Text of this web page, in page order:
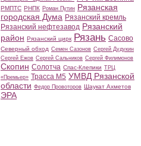
РМПТС РНПК Роман Путин Рязанская
городская Дума Рязанский кремль
Рязанский нефтезавод Рязанский
район Рязанский цирк Рязань Сасово
Северный обход Семен Сазонов Сергей Дудукин
Сергей Ежов Сергей Сальников Сергей Филимонов
Скопин Солотча Спас-Клепики ТРЦ
«Премьер» Трасса М5 УМВД Рязанской
области Федор Провоторов Шаукат Ахметов
ЭРА